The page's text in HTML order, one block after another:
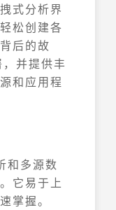
式分析界
松创建各
后的故
并提供丰
和应用程
和多源数
它易于上
掌握。